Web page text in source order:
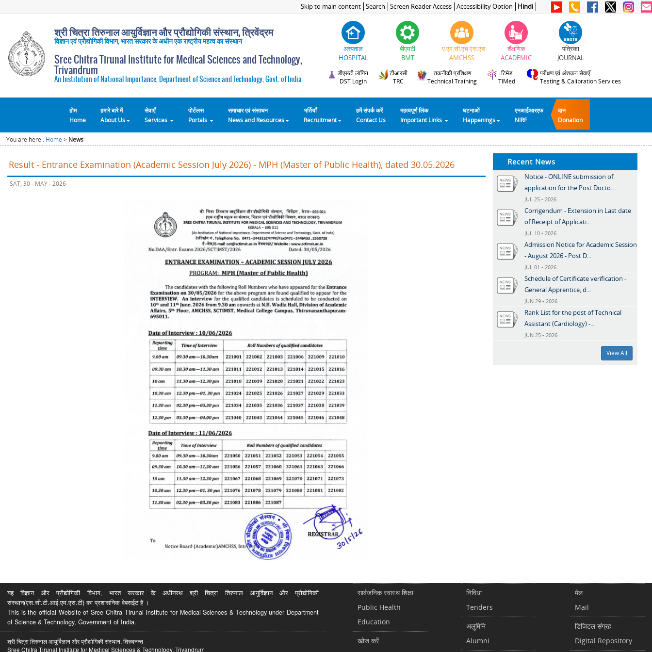
Skip to main content Search Screen Reader Access Accessibility Option Hindi
श्री चित्रा तिरुनाल आयुर्विज्ञान और प्रौद्योगिकी संस्थान, त्रिवेंद्रम
विज्ञान एवं प्रौद्योगिकी विभाग, भारत सरकार के अधीन एक राष्ट्रीय महत्व का संस्थान
Sree Chitra Tirunal Institute for Medical Sciences and Technology,
Trivandrum
An Institution of National Importance, Department of Science and Technology, Govt. of India
अस्पताल
HOSPITAL
बीएमटी
BMT
ए.एम.सी.एच.एस.एस
AMCHSS
शैक्षणिक
ACADEMIC
पत्रिका
JOURNAL
डीएसटी लॉगिन
DST Login
टीआरसी
TRC
तकनीकी प्रशिक्षण
Technical Training
टिमेड
TIMed
परीक्षण एवं अंशकन सेवाएँ
Testing & Calibration Services
होम
Home
हमारे बारे में
About Us
सेवाएँ
Services
पोर्टलस
Portals
समाचार एवं संसाधन
News and Resources
भर्तियाँ
Recruitment
हमें संपर्क करें
Contact Us
महत्वपूर्ण लिंक
Important Links
घटनाओं
Happenings
एनआईआरएफ
NIRF
दान
Donation
You are here : Home > News
Result - Entrance Examination (Academic Session July 2026) - MPH (Master of Public Health), dated 30.05.2026
SAT, 30 - MAY - 2026
Recent News
Notice - ONLINE submission of
application for the Post Docto...
JUL 25 - 2026
Corrigendum - Extension in Last date
of Receipt of Applicati...
JUL 10 - 2026
Admission Notice for Academic Session
- August 2026 - Post D...
JUL 01 - 2026
Schedule of Certificate verification -
General Apprentice, d...
JUN 29 - 2026
Rank List for the post of Technical
Assistant (Cardiology) -...
JUN 25 - 2026
View All
यह विज्ञान और प्रौद्योगिकी विभाग, भारत सरकार के अधीनस्थ श्री चित्रा तिरुनाल आयुर्विज्ञान और प्रौद्योगिकी
संस्थान(एस.सी.टी.आई.एम.एस.टी) का प्रशासनिक वेबसईट है ।
This is the official Website of Sree Chitra Tirunal Institute for Medical Sciences & Technology under Department
of Science & Technology, Government of India.
श्री चित्रा तिरुनाल आयुर्विज्ञान और प्रौद्योगिकी संस्थान, तिरुवनन्त
Sree Chitra Tirunal Institute for Medical Sciences & Technology, Trivandrum
सार्वजनिक स्वास्थ शिक्षा
Public Health
Education
खोज करें
निविधा
Tenders
अलुमिनि
Alumni
मेल
Mail
डिजिटल संग्रह
Digital Repository